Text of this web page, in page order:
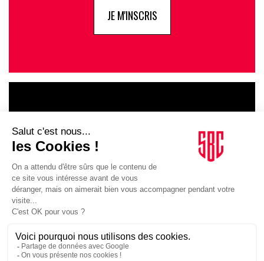
JE M'INSCRIS
INFLUENCIA
JE DÉCOUVRE LE GROUPE